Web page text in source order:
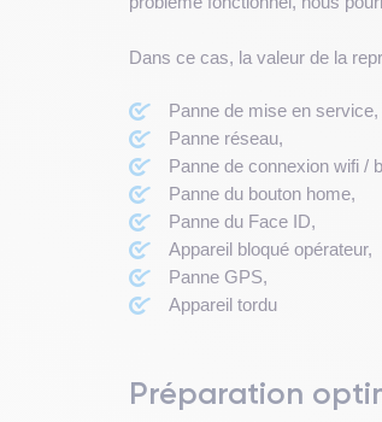
Dans ce cas, la valeur de la
Panne de mise en service,
Panne réseau,
Panne de connexion wifi /
Panne du bouton home,
Panne du Face ID,
Appareil bloqué opérateur,
Panne GPS,
Appareil tordu
Préparation